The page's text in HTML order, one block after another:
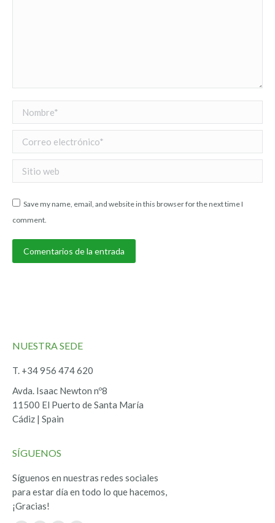
Nombre *
Correo electrónico *
Sitio web
Save my name, email, and website in this browser for the next time I
comment.
Comentarios de la entrada
NUESTRA SEDE
T. +34 956 474 620
Avda. Isaac Newton nº8
11500 El Puerto de Santa María
Cádiz | Spain
SÍGUENOS
Síguenos en nuestras redes sociales
para estar día en todo lo que hacemos,
¡Gracias!